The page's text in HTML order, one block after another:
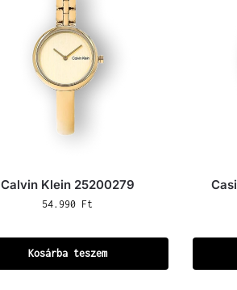
Calvin Klein 25200279
54.990 Ft
Kosárba teszem